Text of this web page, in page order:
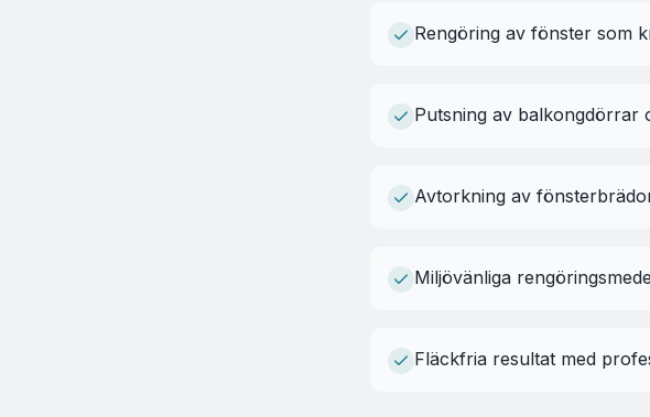
Rengöring av fönster som
Putsning av balkongdörrar
Avtorkning av
Miljövänliga
Fläckfria resultat med